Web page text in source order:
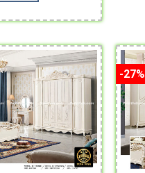
-27%